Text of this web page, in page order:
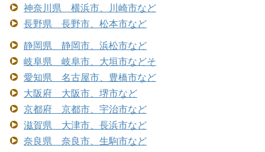
神奈川県 横浜市、川崎市など
長野県 長野市、松本市など
静岡県 静岡市、浜松市など
岐阜県 岐阜市、大垣市などそ
愛知県 名古屋市、豊橋市など
大阪府 大阪市、堺市など
京都府 京都市、宇治市など
滋賀県 大津市、長浜市など
奈良県 奈良市、生駒市など